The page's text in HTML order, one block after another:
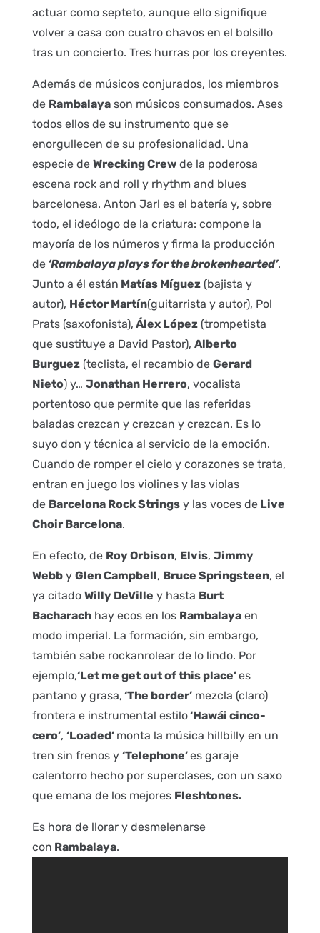
actuar como septeto, aunque ello signifique
volver a casa con cuatro chavos en el bolsillo
tras un concierto. Tres hurras por los creyentes.
Además de músicos conjurados, los miembros
de Rambalayason músicos consumados. Ases
todos ellos de su instrumento que se
enorgullecen de su profesionalidad. Una
especie de Wrecking Crewde la poderosa
escena rock and roll y rhythm and blues
barcelonesa. Anton Jarl es el batería y, sobre
todo, el ideólogo de la criatura: compone la
mayoría de los números y firma la producción
de‘Rambalaya plays for the brokenhearted’.
Junto a él están Matías Míguez(bajista y
autor), Héctor Martín(guitarrista y autor), Pol
Prats (saxofonista), Álex López(trompetista
que sustituye a David Pastor), Alberto
Burguez(teclista, el recambio de Gerard
Nieto) y… Jonathan Herrero, vocalista
portentoso que permite que las referidas
baladas crezcan y crezcan y crezcan. Es lo
suyo don y técnica al servicio de la emoción.
Cuando de romper el cielo y corazones se trata,
entran en juego los violines y las violas
de Barcelona Rock Stringsy las voces deLive
Choir Barcelona.
En efecto, de Roy Orbison, Elvis, Jimmy
Webby Glen Campbell, Bruce Springsteen, el
ya citado Willy DeVille y hasta Burt
Bacharachhay ecos en los Rambalayaen
modo imperial. La formación, sin embargo,
también sabe rockanrolear de lo lindo. Por
ejemplo,‘Let me get out of this place’es
pantano y grasa, ‘The border’mezcla (claro)
frontera e instrumental estilo‘Hawái cinco-
cero’, ‘Loaded’ monta la música hillbilly en un
tren sin frenos y ‘Telephone’es garaje
calentorro hecho por superclases, con un saxo
que emana de los mejores Fleshtones.
Es hora de llorar y desmelenarse
con Rambalaya.